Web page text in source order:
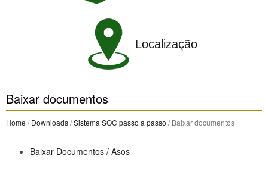
Localização
Baixar documentos
Home /Downloads/Sistema SOC passo a passo / Baixar documentos
Baixar Documentos / Asos